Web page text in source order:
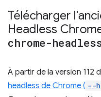
Télécharger
Headless
chrome-
À partir de la version 112
headless de Chrome ( --